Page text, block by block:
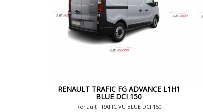
RENAULT TRAFIC FG ADVANCE L1H1
BLUE DCI 150
Renault TRAFIC VU BLUE DCI 150